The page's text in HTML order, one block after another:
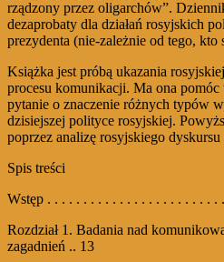
rządzony przez oligarchów”.
dezaprobaty dla działań rosyjskich
prezydenta (nie-zależnie od tego, kto
Książka jest próbą ukazania
procesu komunikacji. Ma ona
pytanie o znaczenie różnych typów
dzisiejszej polityce rosyjskiej.
poprzez analizę rosyjskiego
Spis treści
Wstęp . . . . . . . . . . . . . . . . . . . . . . . .
Rozdział 1. Badania nad
zagadnień .. 13